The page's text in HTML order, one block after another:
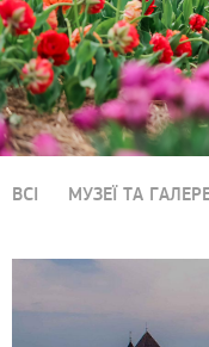
ВСІ МУЗЕЇ ТА